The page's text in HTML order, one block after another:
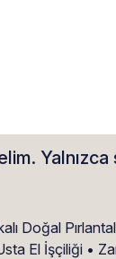
Doğal
El İşçiliği •